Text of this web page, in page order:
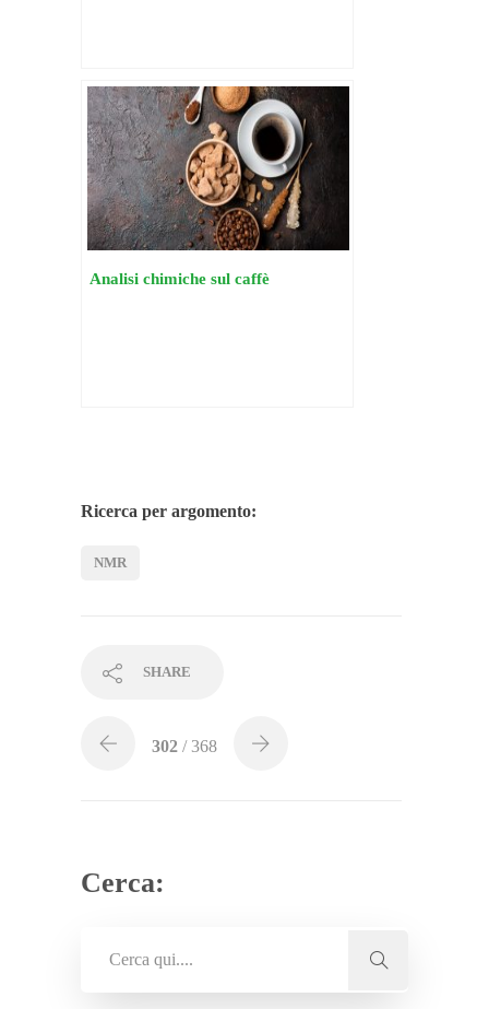
Analisi chimiche sul caffè
Ricerca per argomento:
NMR
SHARE
302 / 368
Cerca: